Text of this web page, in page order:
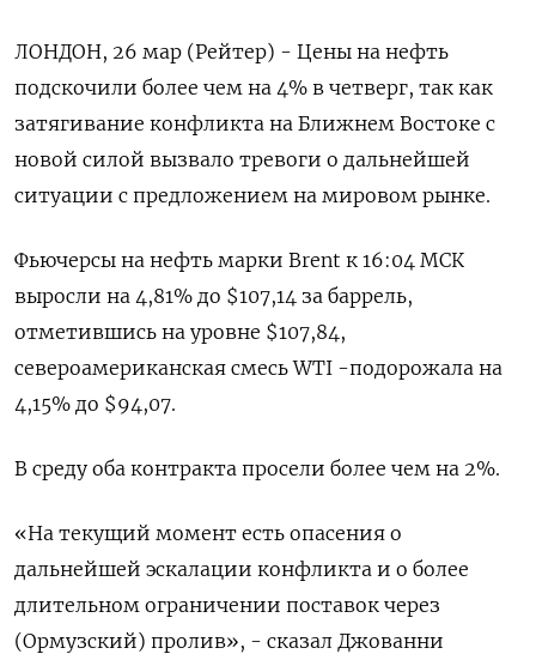
ЛОНДОН, 26 мар (Рейтер) - Цены на нефть
подскочили более чем на 4% в четверг, так как
затягивание конфликта на Ближнем Востоке с
новой ‌силой вызвало тревоги о дальнейшей
ситуации с предложением на мировом рынке.
Фьючерсы на нефть марки Brent к 16:04 МСК
выросли на 4,81% до $107,14 за баррель,
отметившись на уровне $107,84,
североамериканская смесь WTI -подорожала на
4,15% ​до $94,07.
В среду оба контракта просели ​более чем на 2%.
«На ​текущий момент ⁠есть опасения о
дальнейшей эскалации конфликта и о более
длительном ограничении ‌поставок через
(Ормузский) пролив», - сказал Джованни